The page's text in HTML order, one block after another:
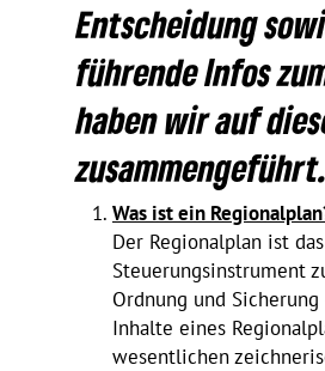
Entschei­dung
füh­rende Infos
haben wir auf
zusammengeführt.
Was ist ein
Der Regio­nal­plan ist
Steue­rungs­in­stru­ment
Ordnung und Siche­rung
Inhalte eines
wesent­li­chen